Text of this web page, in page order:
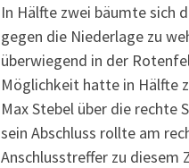
In Hälfte zwei bäumte sich
gegen die Niederlage zu
überwiegend in der
Möglichkeit hatte in Hälfte
Max Stebel über die rechte
sein Abschluss rollte am
Anschlusstreffer zu